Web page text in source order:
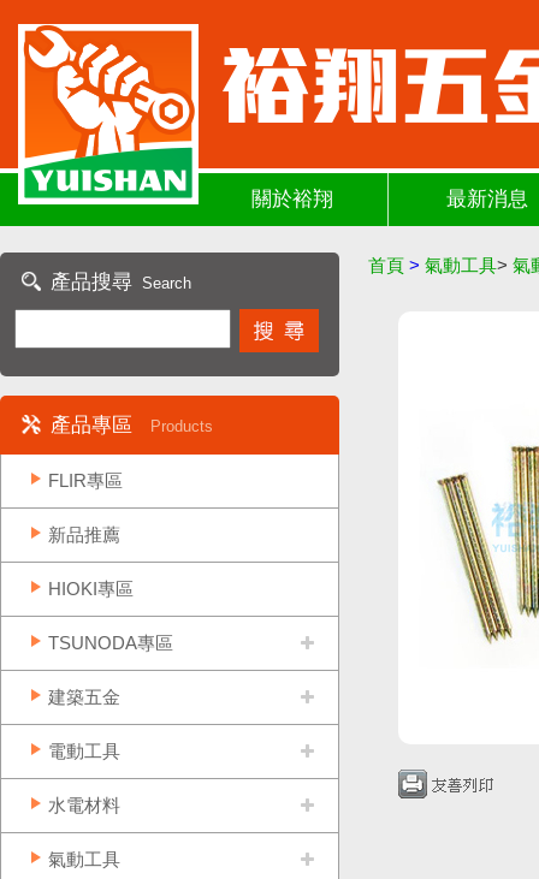
關於裕翔 最新消息
產品搜尋 Search
產品專區 Products
FLIR專區
新品推薦
HIOKI專區
TSUNODA專區
建築五金
電動工具
水電材料
氣動工具
首頁 > 氣動工具> 氣